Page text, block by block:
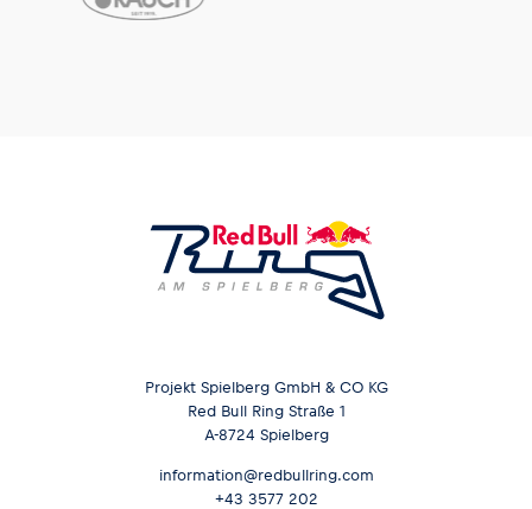
Projekt Spielberg GmbH & CO KG
Red Bull Ring Straße 1
A-8724 Spielberg
information@redbullring.com
+43 3577 202